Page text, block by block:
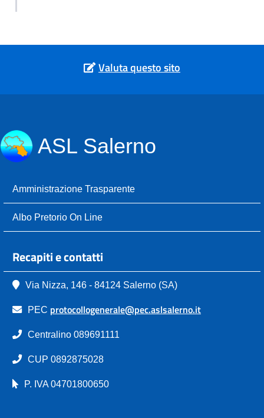
Valuta questo sito
ASL Salerno
Amministrazione Trasparente
Albo Pretorio On Line
Recapiti e contatti
Via Nizza, 146 - 84124 Salerno (SA)
PEC protocollogenerale@pec.aslsalerno.it
Centralino 089691111
CUP 0892875028
P. IVA 04701800650